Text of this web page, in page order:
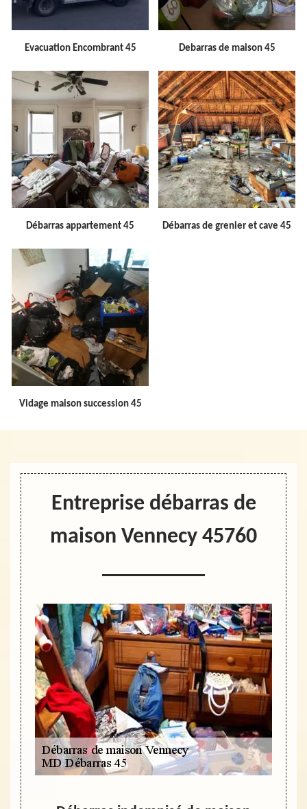
Evacuation Encombrant 45 Debarras de maison 45
Débarras appartement 45 Débarras de grenier et cave 45
Vidage maison succession 45
Entreprise débarras de
maison Vennecy 45760